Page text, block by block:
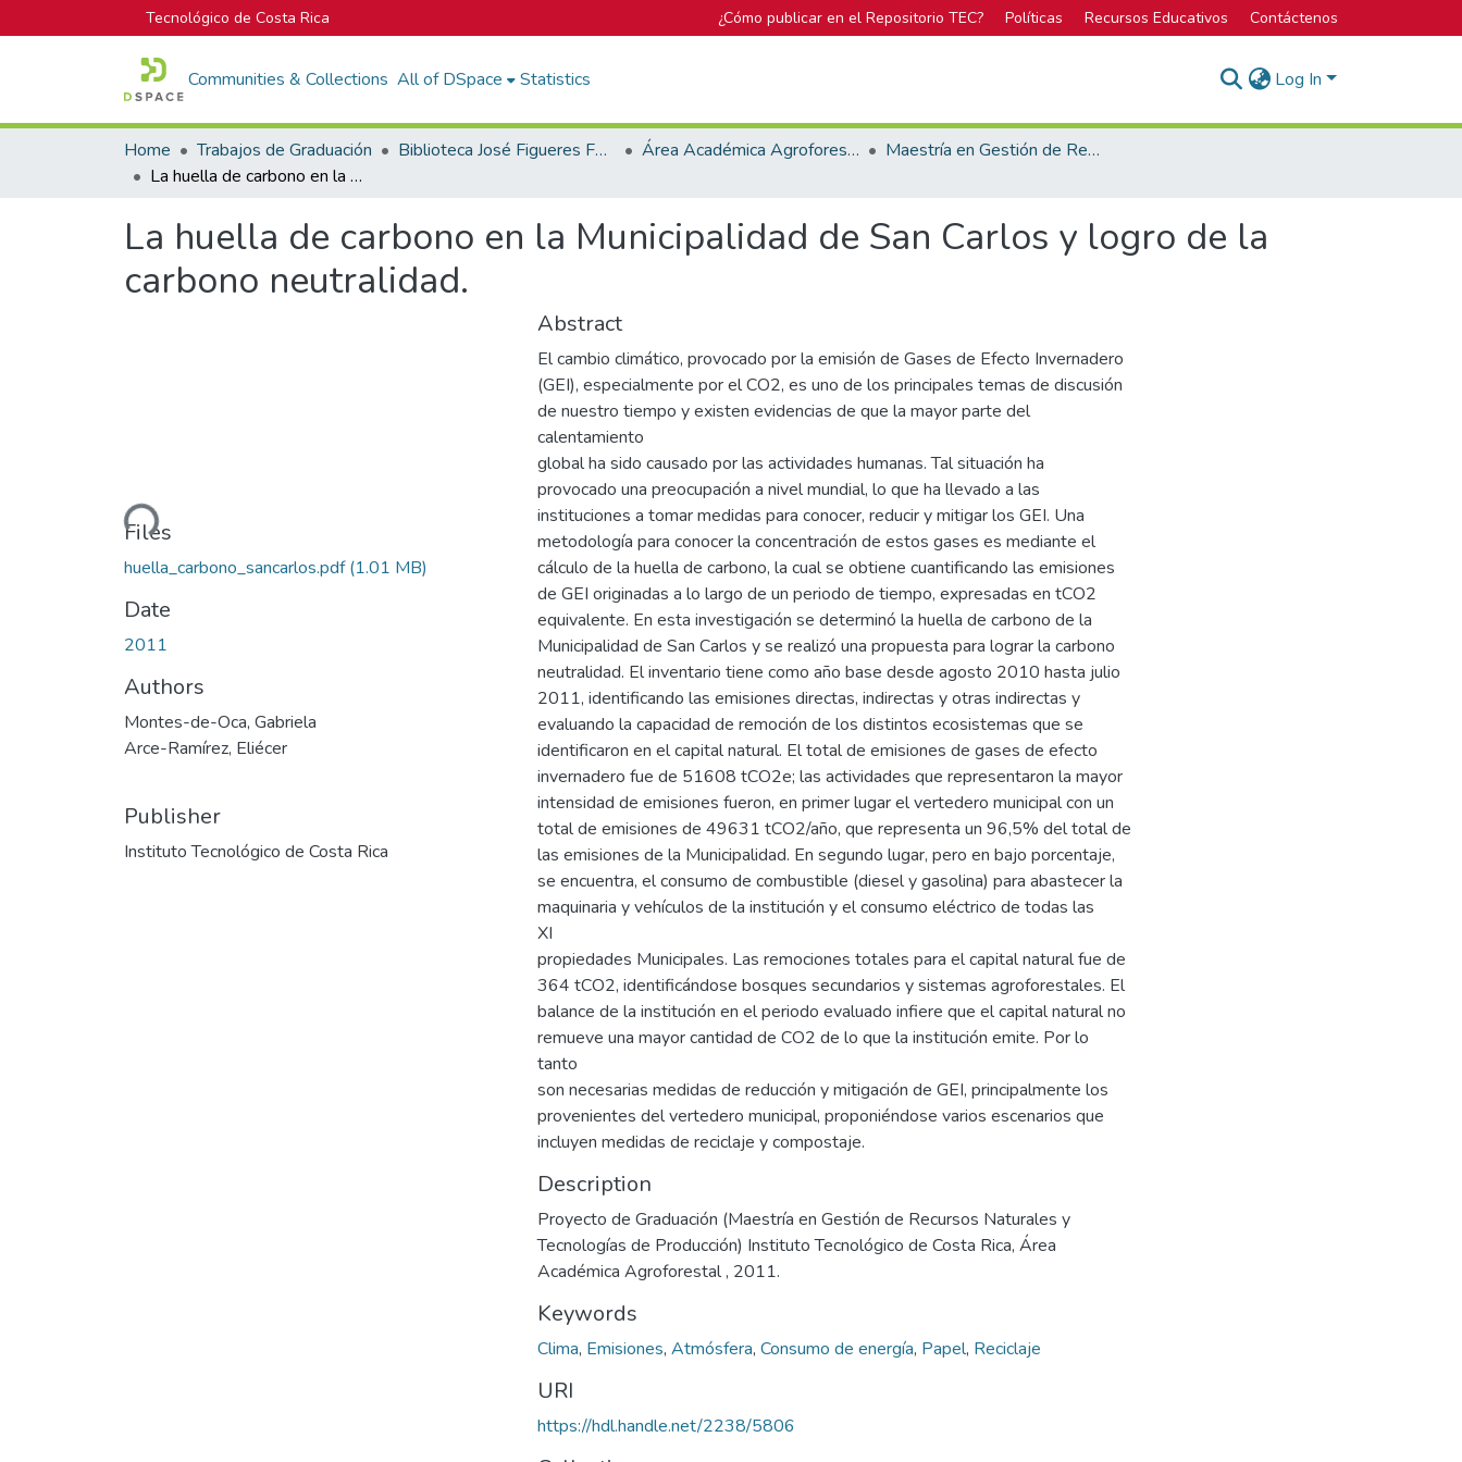
Tecnológico de Costa Rica ¿Cómo publicar en el Repositorio TEC? Políticas Recursos Educativos Contáctenos
Communities & Collections All of DSpace Statistics Log In
Home Trabajos de Graduación Biblioteca José Figueres Ferrer Área Académica Agroforestal
Maestría en Gestión de Recursos Naturales y Tecnologías de Producción
La huella de carbono en la Municipalidad de San Carlos y logro de la carbono neutralidad.
La huella de carbono en la Municipalidad de San Carlos y logro de la
carbono neutralidad.
Loading...
Files
huella_carbono_sancarlos.pdf(1.01 MB)
Date
2011
Authors
Montes-de-Oca, Gabriela
Arce-Ramírez, Eliécer
Publisher
Instituto Tecnológico de Costa Rica
Abstract
El cambio climático, provocado por la emisión de Gases de Efecto Invernadero
(GEI), especialmente por el CO2, es uno de los principales temas de discusión
de nuestro tiempo y existen evidencias de que la mayor parte del
calentamiento
global ha sido causado por las actividades humanas. Tal situación ha
provocado una preocupación a nivel mundial, lo que ha llevado a las
instituciones a tomar medidas para conocer, reducir y mitigar los GEI. Una
metodología para conocer la concentración de estos gases es mediante el
cálculo de la huella de carbono, la cual se obtiene cuantificando las emisiones
de GEI originadas a lo largo de un periodo de tiempo, expresadas en tCO2
equivalente. En esta investigación se determinó la huella de carbono de la
Municipalidad de San Carlos y se realizó una propuesta para lograr la carbono
neutralidad. El inventario tiene como año base desde agosto 2010 hasta julio
2011, identificando las emisiones directas, indirectas y otras indirectas y
evaluando la capacidad de remoción de los distintos ecosistemas que se
identificaron en el capital natural. El total de emisiones de gases de efecto
invernadero fue de 51608 tCO2e; las actividades que representaron la mayor
intensidad de emisiones fueron, en primer lugar el vertedero municipal con un
total de emisiones de 49631 tCO2/año, que representa un 96,5% del total de
las emisiones de la Municipalidad. En segundo lugar, pero en bajo porcentaje,
se encuentra, el consumo de combustible (diesel y gasolina) para abastecer la
maquinaria y vehículos de la institución y el consumo eléctrico de todas las
XI
propiedades Municipales. Las remociones totales para el capital natural fue de
364 tCO2, identificándose bosques secundarios y sistemas agroforestales. El
balance de la institución en el periodo evaluado infiere que el capital natural no
remueve una mayor cantidad de CO2 de lo que la institución emite. Por lo
tanto
son necesarias medidas de reducción y mitigación de GEI, principalmente los
provenientes del vertedero municipal, proponiéndose varios escenarios que
incluyen medidas de reciclaje y compostaje.
Description
Proyecto de Graduación (Maestría en Gestión de Recursos Naturales y
Tecnologías de Producción) Instituto Tecnológico de Costa Rica, Área
Académica Agroforestal , 2011.
Keywords
Clima, Emisiones, Atmósfera, Consumo de energía, Papel, Reciclaje
URI
https://hdl.handle.net/2238/5806